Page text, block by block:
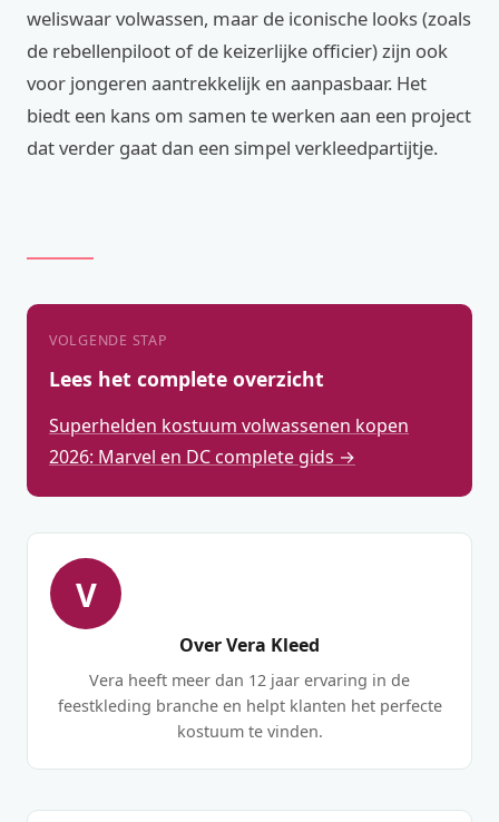
weliswaar volwassen, maar de iconische looks (zoals
de rebellenpiloot of de keizerlijke officier) zijn ook
voor jongeren aantrekkelijk en aanpasbaar. Het
biedt een kans om samen te werken aan een project
dat verder gaat dan een simpel verkleedpartijtje.
VOLGENDE STAP
Lees het complete overzicht
Superhelden kostuum volwassenen kopen
2026: Marvel en DC complete gids →
V
Over Vera Kleed
Vera heeft meer dan 12 jaar ervaring in de
feestkleding branche en helpt klanten het perfecte
kostuum te vinden.